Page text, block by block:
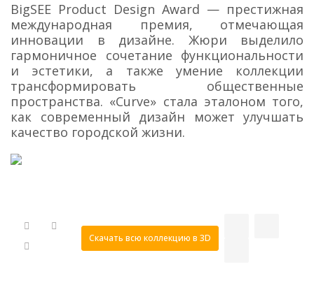
BigSEE Product Design Award — престижная
международная премия, отмечающая
инновации в дизайне. Жюри выделило
гармоничное сочетание функциональности
и эстетики, а также умение коллекции
трансформировать общественные
пространства. «Curve» стала эталоном того,
как современный дизайн может улучшать
качество городской жизни.
Скачать всю коллекцию в 3D